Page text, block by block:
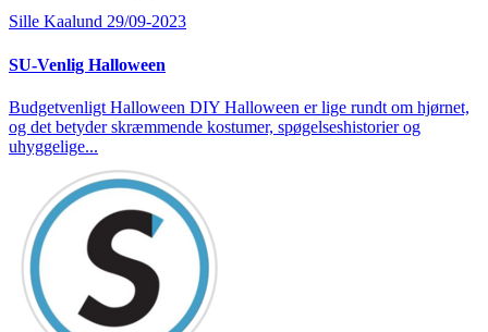
Sille Kaalund 29/09-2023
SU-Venlig Halloween
Budgetvenligt Halloween DIY Halloween er lige rundt om hjørnet,
og det betyder skræmmende kostumer, spøgelseshistorier og
uhyggelige...